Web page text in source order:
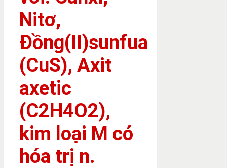
Nitơ,
Đồng(II)sunfua
(CuS), Axit
axetic
(C2H4O2),
kim loại M có
hóa trị n.